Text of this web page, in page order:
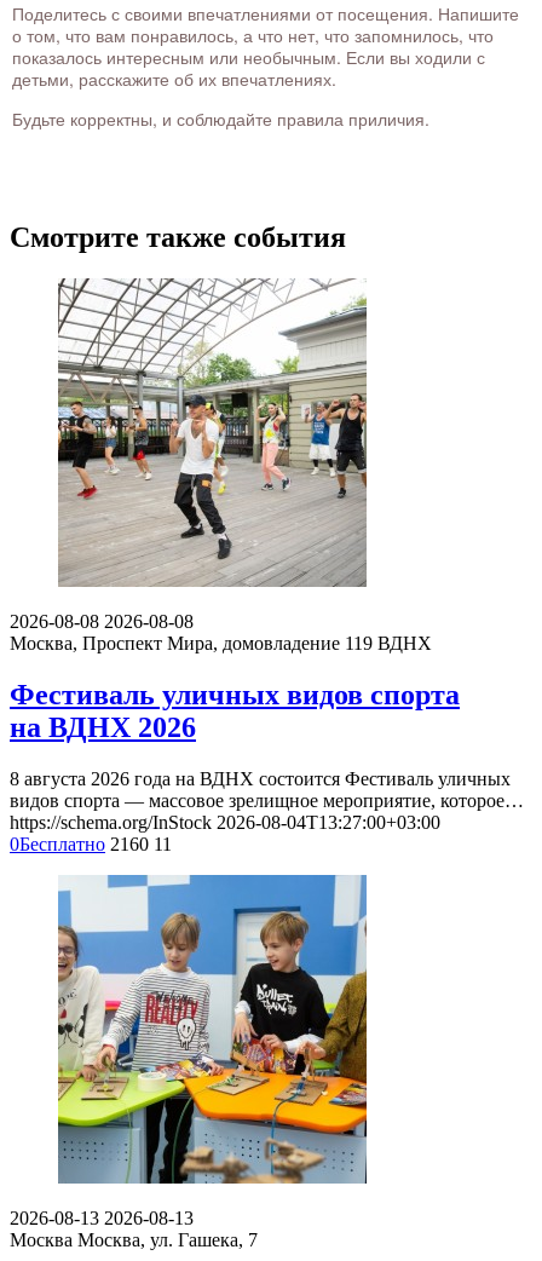
Поделитесь с своими впечатлениями от посещения. Напишите
о том, что вам понравилось, а что нет, что запомнилось, что
показалось интересным или необычным. Если вы ходили с
детьми, расскажите об их впечатлениях.
Будьте корректны, и соблюдайте правила приличия.
Смотрите также события
2026-08-08 2026-08-08
Москва, Проспект Мира, домовладение 119 ВДНХ
Фестиваль уличных видов спорта
на ВДНХ 2026
8 августа 2026 года на ВДНХ состоится Фестиваль уличных
видов спорта — массовое зрелищное мероприятие, которое…
https://schema.org/InStock 2026-08-04T13:27:00+03:00
0Бесплатно 2160 11
2026-08-13 2026-08-13
Москва Москва, ул. Гашека, 7